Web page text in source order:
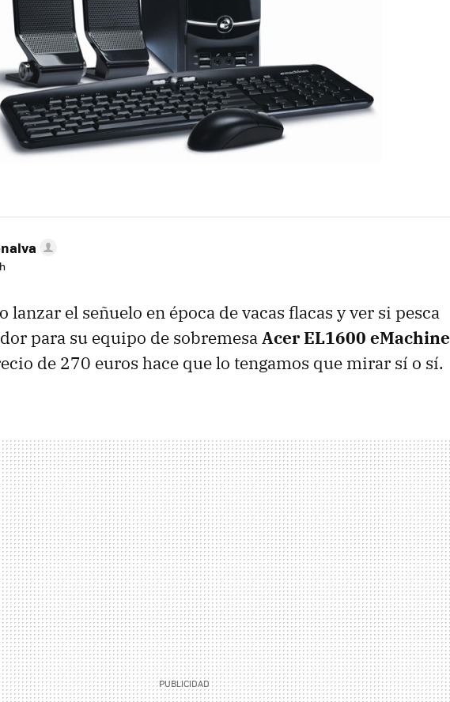
lanzar el señuelo en época de vacas flacas y ver si pesca
para su equipo de sobremesaAcer EL1600 eMachine
de 270 euros hace que lo tengamos que mirar sí o sí.